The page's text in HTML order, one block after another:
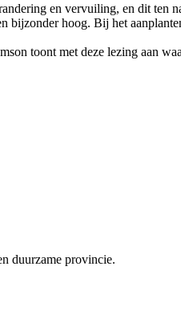
en vervuiling, en dit
bijzonder hoog. Bij het
toont met deze lezing aan
duurzame provincie.